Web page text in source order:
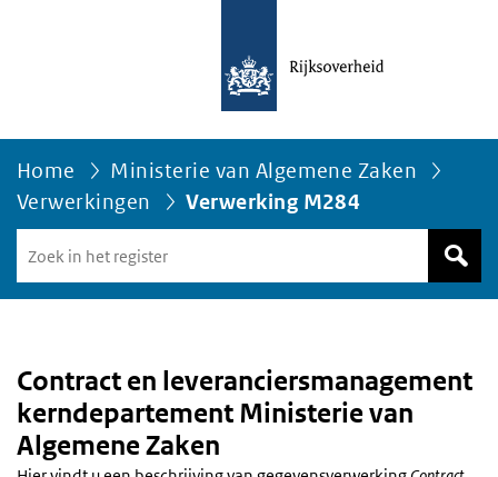
Home
Ministerie van Algemene Zaken
Verwerkingen
Verwerking M284
in
het
Contract en leveranciersmanagement
kerndepartement Ministerie van
Algemene Zaken